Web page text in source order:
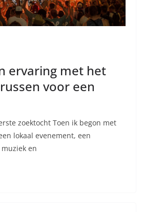
ervaring met het
voor een
zoektocht Toen ik begon met
lokaal evenement, een
en